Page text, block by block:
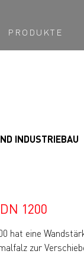
PRODUKTE
INDUSTRIEBAU
1200
hat eine
zur